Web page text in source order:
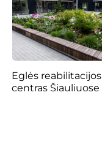
Eglės reabilitacijos
centras Šiauliuose